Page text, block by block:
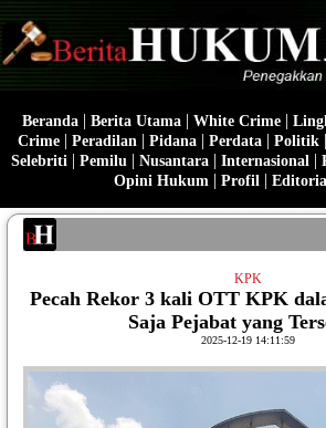
Beranda| Berita Utama| White Crime|
Crime | Peradilan | Pidana | Perdata | Politik |
Selebriti | Pemilu | Nusantara | Internasional |
Opini Hukum | Profil |
KPK
Pecah Rekor 3 kali OTT KPK
Saja Pejabat yang
2025-12-19 14:11:59